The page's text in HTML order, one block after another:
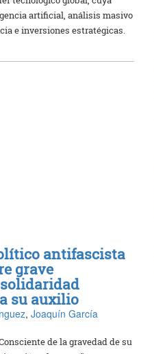
artificial, análisis masivo
e inversiones estratégicas.
antifascista
grave
su auxilio
, Joaquín García
de la gravedad de su